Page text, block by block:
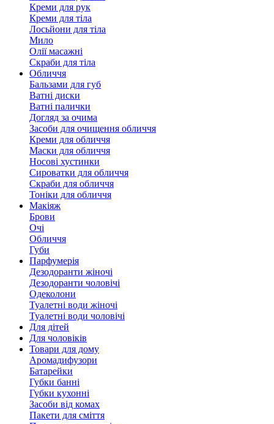
Креми для рук
Креми для тіла
Лосьйони для тіла
Мило
Олії масажні
Скраби для тіла
Обличчя
Бальзами для губ
Ватні диски
Ватні палички
Догляд за очима
Засоби для очищення обличчя
Креми для обличчя
Маски для обличчя
Носові хустинки
Сироватки для обличчя
Скраби для обличчя
Тоніки для обличчя
Макіяж
Брови
Очі
Обличчя
Губи
Парфумерія
Дезодоранти жіночі
Дезодоранти чоловічі
Одеколони
Туалетні води жіночі
Туалетні води чоловічі
Для дітей
Для чоловіків
Товари для дому
Аромадифузори
Батарейки
Губки банні
Губки кухонні
Засоби від комах
Пакети для сміття